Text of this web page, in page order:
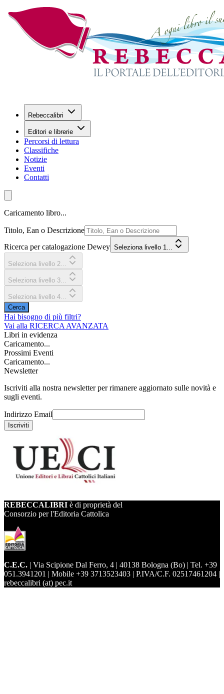
Rebeccalibri
Editori e librerie
Percorsi di lettura
Classifiche
Notizie
Eventi
Contatti
Caricamento libro...
Titolo, Ean o Descrizione
Ricerca per catalogazione Dewey Seleziona livello 1...
Seleziona livello 2...
Seleziona livello 3...
Seleziona livello 4...
Cerca
Hai bisogno di più filtri?
Vai alla RICERCA AVANZATA
Libri in evidenza
Caricamento...
Prossimi Eventi
Caricamento...
Newsletter
Iscriviti alla nostra newsletter per rimanere aggiornato sulle novità e
sugli eventi.
Indirizzo Email
Iscriviti
REBECCALIBRI è di proprietà del
Consorzio per l'Editoria Cattolica
C.E.C. | Via Scipione Dal Ferro, 4 | 40138 Bologna (Bo) | Tel. +39
051.3941201 | Mobile +39 3713523403 | P.IVA/C.F. 02517461204 |
rebeccalibri (at) pec.it